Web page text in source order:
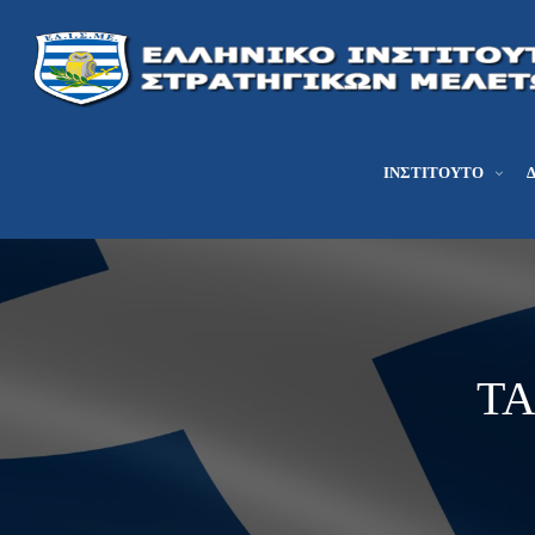
ΙΝΣΤΙΤΟΎΤΟ